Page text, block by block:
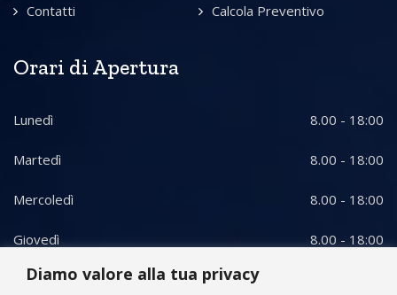
Diamo valore alla tua privacy
Contatti Calcola Preventivo
Orari di Apertura
Lunedì 8.00 - 18:00
Martedì 8.00 - 18:00
Mercoledì 8.00 - 18:00
Giovedì 8.00 - 18:00
Venerdì